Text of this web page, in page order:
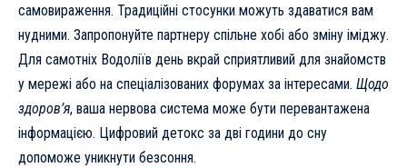
самовираження. Традиційні стосунки можуть здаватися вам
нудними. Запропонуйте партнеру спільне хобі або зміну іміджу.
Для самотніх Водоліїв день вкрай сприятливий для знайомств
у мережі або на спеціалізованих форумах за інтересами. Щодо
здоров’я, ваша нервова система може бути перевантажена
інформацією. Цифровий детокс за дві години до сну
допоможе уникнути безсоння.